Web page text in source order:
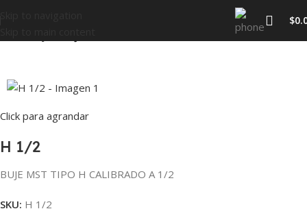
$
Click para agrandar
H 1/2
BUJE MST TIPO H CALIBRADO A 1/2
SKU: H 1/2